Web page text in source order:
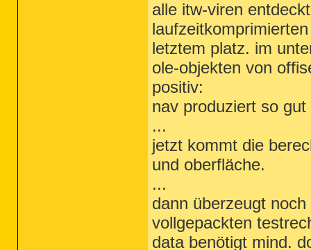
alle itw-viren
letztem platz. im
ole-objekten von
positiv:
nav produziert so
...
jetzt kommt die
und oberfläche.
...
dann überzeugt
vollgepackten
data benötigt mind.